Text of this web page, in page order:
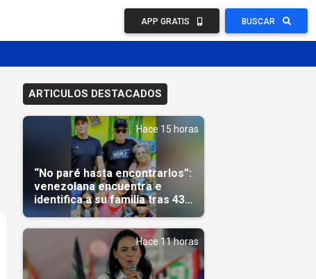
APP GRATIS BUSCAR
ARTICULOS DESTACADOS
Hace 15 horas
“No paré hasta encontrarlos”:
venezolana encuentra e
identifica a su familia tras 43
días del terremoto
Hace 11 horas